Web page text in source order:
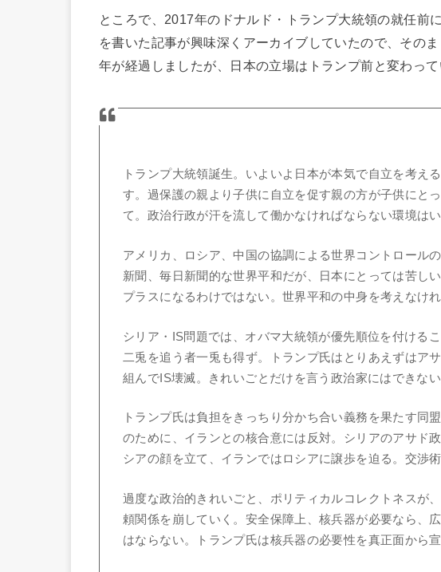
ところで、2017年のドナルド・トランプ大統領の就任前
を書いた記事が興味深くアーカイブしていたので、その
年が経過しましたが、日本の立場はトランプ前と変わって
トランプ大統領誕生。いよいよ日本が本気で自立を考え
す。過保護の親より子供に自立を促す親の方が子供にと
て。政治行政が汗を流して働かなければならない環境は
アメリカ、ロシア、中国の協調による世界コントロール
新聞、毎日新聞的な世界平和だが、日本にとっては苦し
プラスになるわけではない。世界平和の中身を考えなけれ
シリア・IS問題では、オバマ大統領が優先順位を付ける
二兎を追う者一兎も得ず。トランプ氏はとりあえずはア
組んでIS壊滅。きれいごとだけを言う政治家にはできな
トランプ氏は負担をきっちり分かち合い義務を果たす同
のために、イランとの核合意には反対。シリアのアサド
シアの顔を立て、イランではロシアに譲歩を迫る。交渉術
過度な政治的きれいごと、ポリティカルコレクトネスが
頼関係を崩していく。安全保障上、核兵器が必要なら、
はならない。トランプ氏は核兵器の必要性を真正面から宣